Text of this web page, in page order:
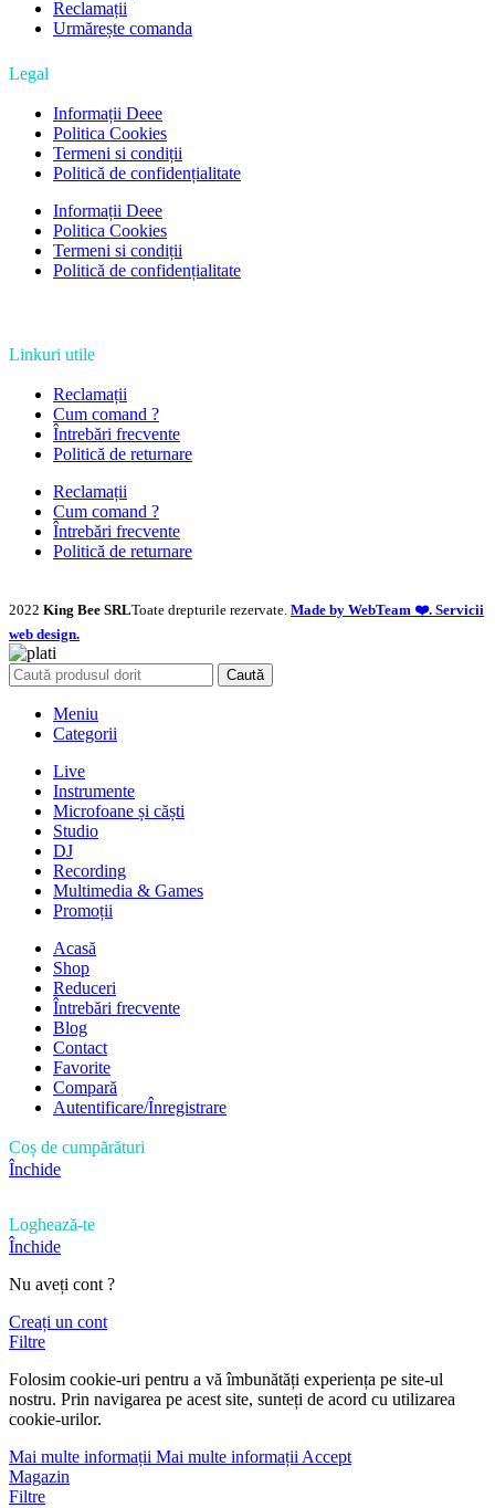
Reclamații
Urmărește comanda
Legal
Informații Deee
Politica Cookies
Termeni si condiții
Politică de confidențialitate
Informații Deee
Politica Cookies
Termeni si condiții
Politică de confidențialitate
Linkuri utile
Reclamații
Cum comand ?
Întrebări frecvente
Politică de returnare
Reclamații
Cum comand ?
Întrebări frecvente
Politică de returnare
2022 King Bee SRLToate drepturile rezervate. Made by WebTeam ❤️. Servicii
web design.
Caută
Meniu
Categorii
Live
Instrumente
Microfoane și căști
Studio
DJ
Recording
Multimedia & Games
Promoții
Acasă
Shop
Reduceri
Întrebări frecvente
Blog
Contact
Favorite
Compară
Autentificare/Înregistrare
Coș de cumpărături
Închide
Loghează-te
Închide
Nu aveți cont ?
Creați un cont
Filtre
Folosim cookie-uri pentru a vă îmbunătăți experiența pe site-ul
nostru. Prin navigarea pe acest site, sunteți de acord cu utilizarea
cookie-urilor.
Mai multe informații Mai multe informații Accept
Magazin
Filtre